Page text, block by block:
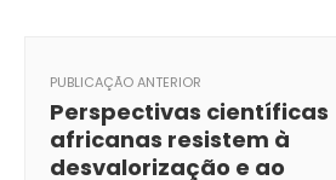
PUBLICAÇÃO ANTERIOR
Perspectivas científicas
africanas resistem à
desvalorização e ao